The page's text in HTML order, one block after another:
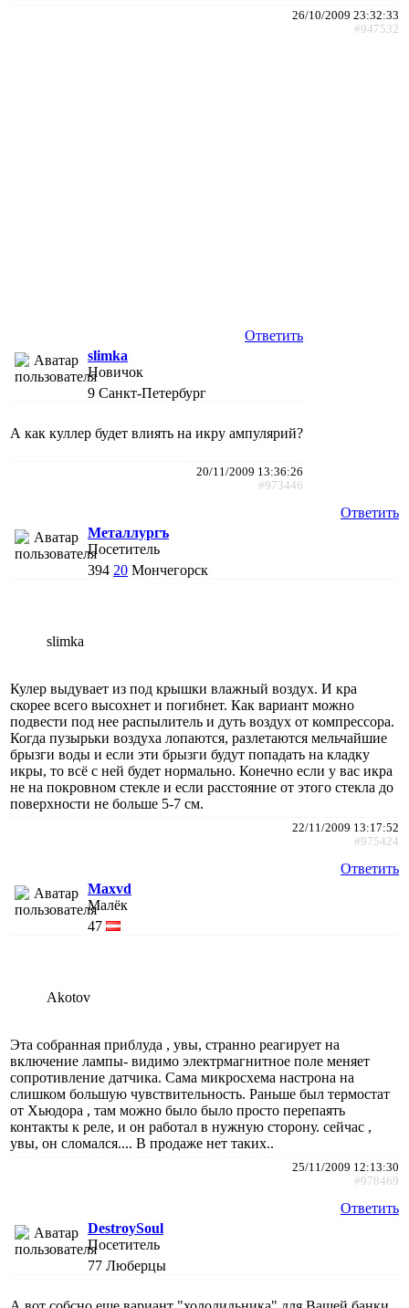
26/10/2009 23:32:33
#947532
Ответить
slimka
Новичок
9 Санкт-Петербург
А как куллер будет влиять на икру ампулярий?
20/11/2009 13:36:26
#973446
Ответить
Металлургъ
Посетитель
394 20 Мончегорск
slimka
Кулер выдувает из под крышки влажный воздух. И кра
скорее всего высохнет и погибнет. Как вариант можно
подвести под нее распылитель и дуть воздух от компрессора.
Когда пузырьки воздуха лопаются, разлетаются мельчайшие
брызги воды и если эти брызги будут попадать на кладку
икры, то всё с ней будет нормально. Конечно если у вас икра
не на покровном стекле и если расстояние от этого стекла до
поверхности не больше 5-7 см.
22/11/2009 13:17:52
#975424
Ответить
Maxvd
Малёк
47
Akotov
Эта собранная приблуда , увы, странно реагирует на
включение лампы- видимо электрмагнитное поле меняет
сопротивление датчика. Сама микросхема настрона на
слишком большую чувствительность. Раньше был термостат
от Хьюдора , там можно было было просто перепаять
контакты к реле, и он работал в нужную сторону. сейчас ,
увы, он сломался.... В продаже нет таких..
25/11/2009 12:13:30
#978469
Ответить
DestroySoul
Посетитель
77 Люберцы